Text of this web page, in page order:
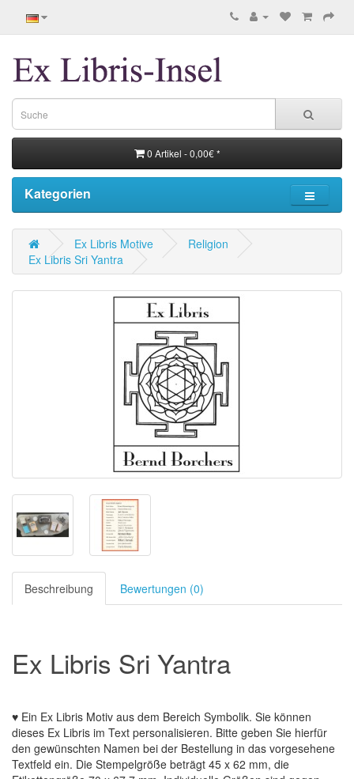
0 Artikel - 0,00€ *
Kategorien
Ex Libris Motive
Religion
Ex Libris Sri Yantra
Beschreibung Bewertungen (0)
Ex Libris Sri Yantra
♥ Ein Ex Libris Motiv aus dem Bereich Symbolik. Sie können
dieses Ex Libris im Text personalisieren. Bitte geben Sie hierfür
den gewünschten Namen bei der Bestellung in das vorgesehene
Textfeld ein. Die Stempelgröße beträgt 45 x 62 mm, die